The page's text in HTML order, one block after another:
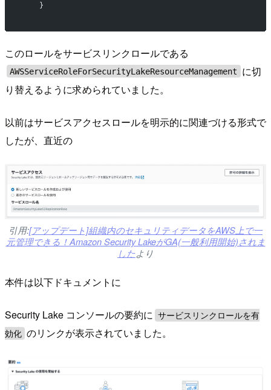
    }
このロールをサービスリンクロールである
AWSServiceRoleForSecurityLakeResourceManagement
に切
り替えるように求められていました。
以前はサービスアクセスロールを明示的に関連づける形式で
したが、直近の
引用:[アップデート]組織内のセキュリティデータをAWS上で一
元管理できる！Amazon Security LakeがGA(一般利用開始)されま
したより
本件は以下ドキュメントに
Security Lake コンソールの要約に サービスリンクロールを有
効化 のリンクが表示されていました。